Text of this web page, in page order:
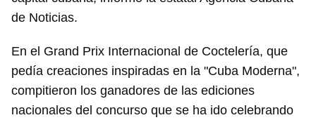
de Noticias.
En el Grand Prix Internacional de Coctelería, que
pedía creaciones inspiradas en la "Cuba Moderna",
compitieron los ganadores de las ediciones
nacionales del concurso que se ha ido celebrando